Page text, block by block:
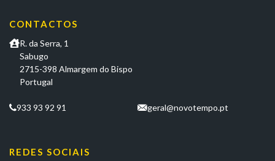
CONTACTOS
R. da Serra, 1
Sabugo
2715-398 Almargem do Bispo
Portugal
933 93 92 91 geral@novotempo.pt
REDES SOCIAIS